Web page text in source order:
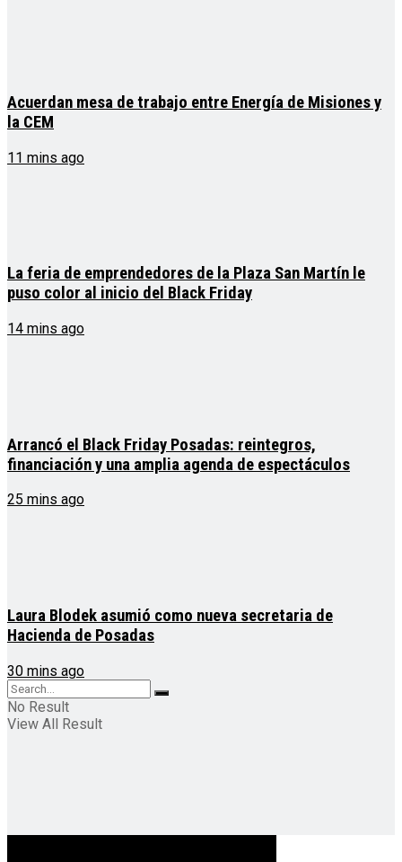
Acuerdan mesa de trabajo entre Energía de Misiones y
la CEM
11 mins ago
La feria de emprendedores de la Plaza San Martín le
puso color al inicio del Black Friday
14 mins ago
Arrancó el Black Friday Posadas: reintegros,
financiación y una amplia agenda de espectáculos
25 mins ago
Laura Blodek asumió como nueva secretaria de
Hacienda de Posadas
30 mins ago
No Result
View All Result